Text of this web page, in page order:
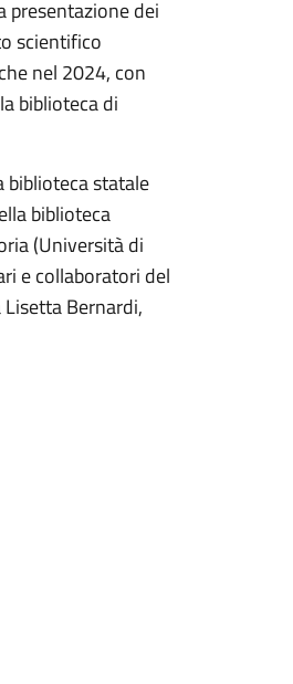
presentazione dei
scientifico
nel 2024, con
biblioteca di
biblioteca statale
biblioteca
(Università di
e collaboratori del
Bernardi,